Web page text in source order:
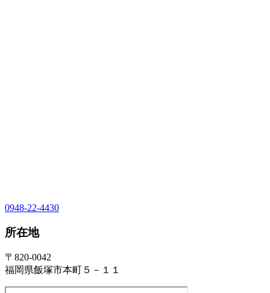
0948-22-4430
所在地
〒820-0042
福岡県飯塚市本町５－１１